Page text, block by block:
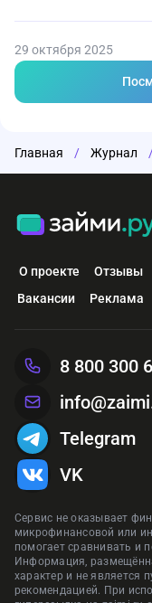
29 октября 2025
Главная / Журнал
О проекте Отзывы
Вакансии
Реклама
Сервис не оказывает
микрофинансовой или
помогает сравнивать и
Информация,
характер и не является
рекомендацией. При
8 800 300
Telegram
VK